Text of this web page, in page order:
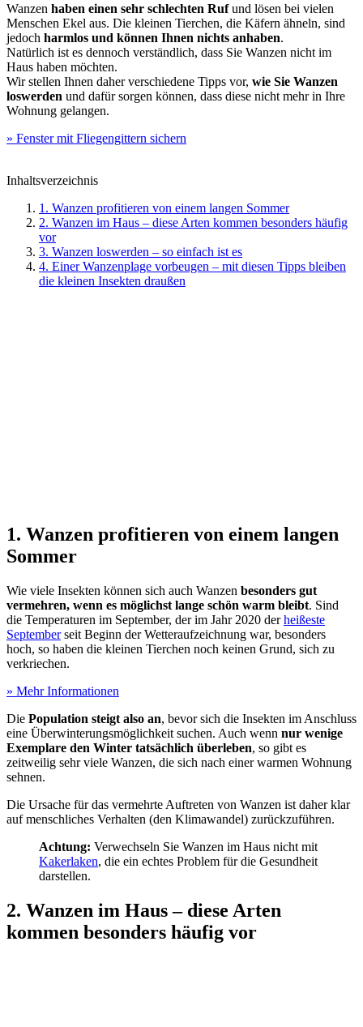
Wanzen haben einen sehr schlechten Rufund lösen bei vielen
Menschen Ekel aus. Die kleinen Tierchen, die Käfern ähneln, sind
jedoch harmlos und können Ihnen nichts anhaben.
Natürlich ist es dennoch verständlich, dass Sie Wanzen nicht im
Haus haben möchten.
Wir stellen Ihnen daher verschiedene Tipps vor, wie Sie Wanzen
loswerden und dafür sorgen können, dass diese nicht mehr in Ihre
Wohnung gelangen.
» Fenster mit Fliegengittern sichern
Inhaltsverzeichnis
1. Wanzen profitieren von einem langen Sommer
2. Wanzen im Haus – diese Arten kommen besonders häufig
vor
3. Wanzen loswerden – so einfach ist es
4. Einer Wanzenplage vorbeugen – mit diesen Tipps bleiben
die kleinen Insekten draußen
1. Wanzen profitieren von einem langen
Sommer
Wie viele Insekten können sich auch Wanzen besonders gut
vermehren, wenn es möglichst lange schön warm bleibt. Sind
die Temperaturen im September, der im Jahr 2020 derheißeste
Septemberseit Beginn der Wetteraufzeichnung war, besonders
hoch, so haben die kleinen Tierchen noch keinen Grund, sich zu
verkriechen.
» Mehr Informationen
Die Population steigt also an, bevor sich die Insekten im Anschluss
eine Überwinterungsmöglichkeit suchen. Auch wenn nur wenige
Exemplare den Winter tatsächlich überleben, so gibt es
zeitweilig sehr viele Wanzen, die sich nach einer warmen Wohnung
sehnen.
Die Ursache für das vermehrte Auftreten von Wanzen ist daher klar
auf menschliches Verhalten (den Klimawandel) zurückzuführen.
Achtung: Verwechseln Sie Wanzen im Haus nicht mit
Kakerlaken, die ein echtes Problem für die Gesundheit
darstellen.
2. Wanzen im Haus – diese Arten
kommen besonders häufig vor